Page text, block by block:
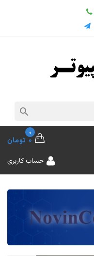

0
0 تومان
حساب کاربری